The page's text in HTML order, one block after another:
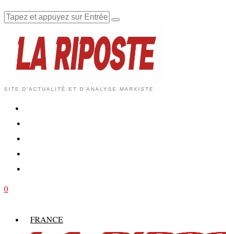
SITE D'ACTUALITÉ ET D'ANALYSE MARXISTE
0
FRANCE